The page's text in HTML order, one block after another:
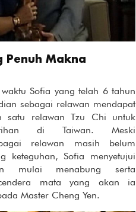
Penuh Makna
Sofia yang telah 6 tahun
sebagai relawan mendapat
satu relawan Tzu Chi untuk
di Taiwan. Meski
relawan masih belum
keteguhan, Sofia menyetujui
mulai menabung serta
mata yang akan ia
Master Cheng Yen.